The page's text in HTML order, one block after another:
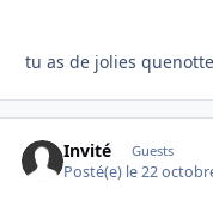
tu as de jolies
Invité Guests
Posté(e) le 22